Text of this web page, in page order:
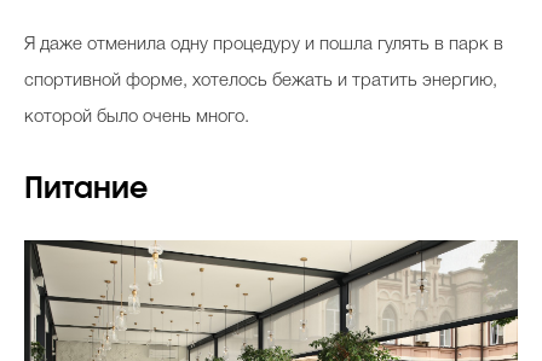
Я даже отменила одну процедуру и пошла гулять в парк в
спортивной форме, хотелось бежать и тратить энергию,
которой было очень много.
Питание